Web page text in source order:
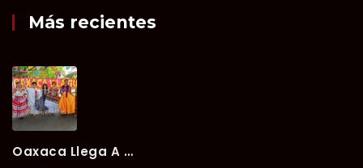
Más recientes
Oaxaca Llega A Chetumal Con El Color, Sabor Y Tradición De La Guelaguetza 2026.